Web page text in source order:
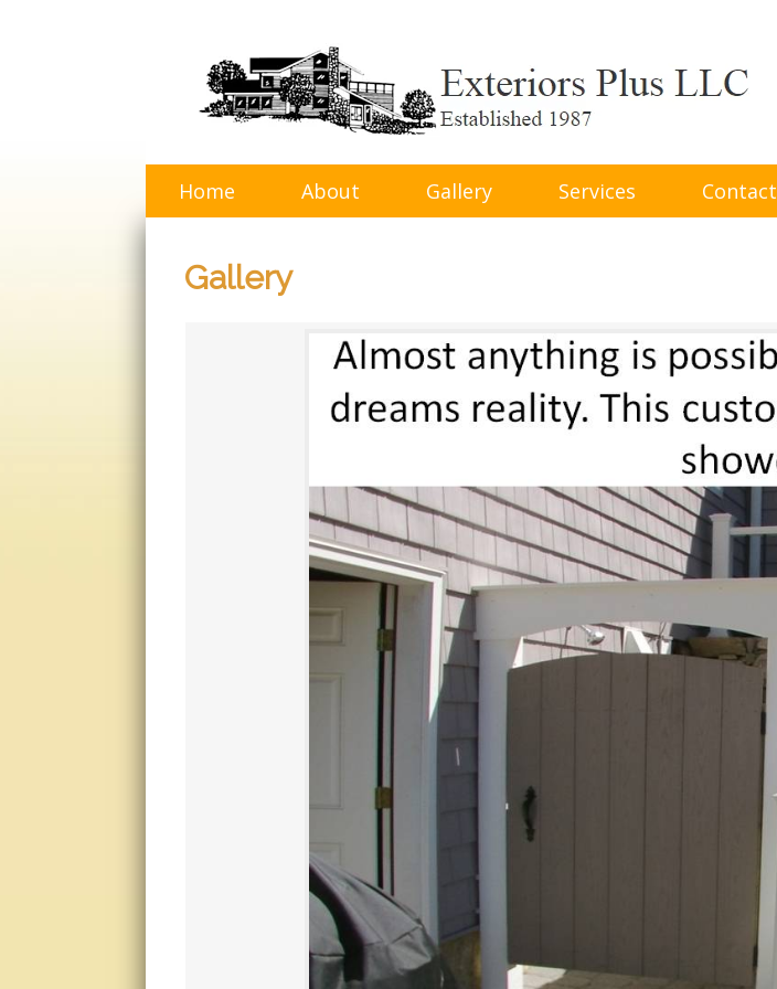
Home About Gallery Services Contact
Gallery